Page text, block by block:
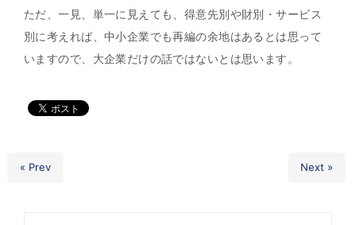
ただ、一見、単一に見えても、得意先別や財別・サービス
別に考えれば、中小企業でも再編の余地はあるとは思って
いますので、大企業だけの話ではないとは思います。
« Prev Next »